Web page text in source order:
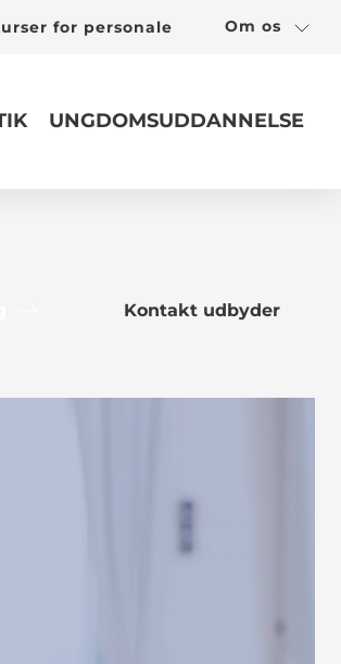
for personale Om os
UNGDOMSUDDANNELSE
Kontakt udbyder